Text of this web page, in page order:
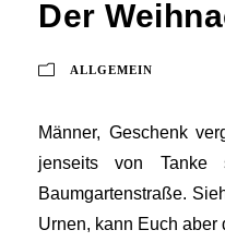
Der
ALLGEMEIN
Männer, Geschenk
jenseits von
Baumgartenstraße.
Urnen, kann Euch aber